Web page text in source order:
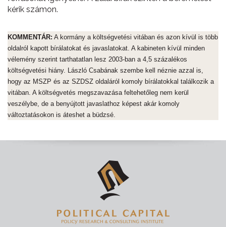
kérik számon.
KOMMENTÁR: A kormány a költségvetési vitában és azon kívül is több
oldalról kapott bírálatokat és javaslatokat. A kabineten kívül minden
vélemény szerint tarthatatlan lesz 2003-ban a 4,5 százalékos
költségvetési hiány. László Csabának szembe kell néznie azzal is,
hogy az MSZP és az SZDSZ oldaláról komoly bírálatokkal találkozik a
vitában. A költségvetés megszavazása feltehetőleg nem kerül
veszélybe, de a benyújtott javaslathoz képest akár komoly
változtatásokon is áteshet a büdzsé.